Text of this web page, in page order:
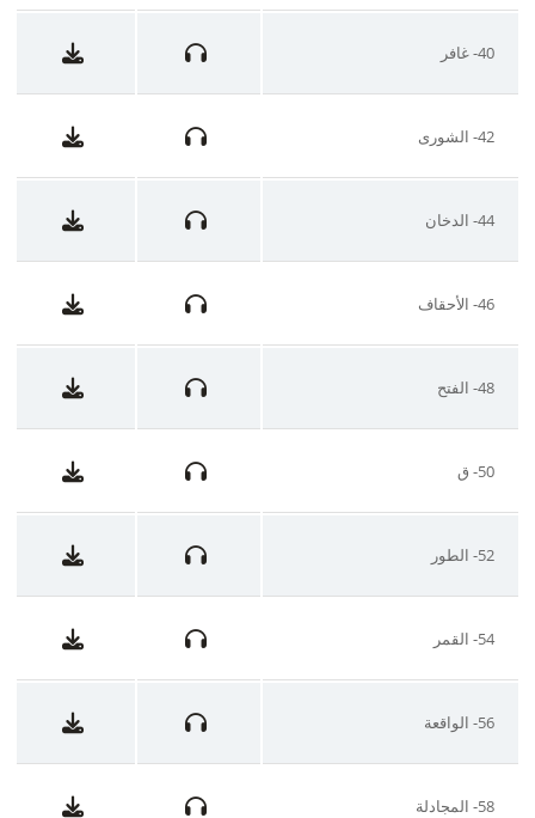
40- غافر
42- الشورى
44- الدخان
46- الأحقاف
48- الفتح
50- ق
52- الطور
54- القمر
56- الواقعة
58- المجادلة